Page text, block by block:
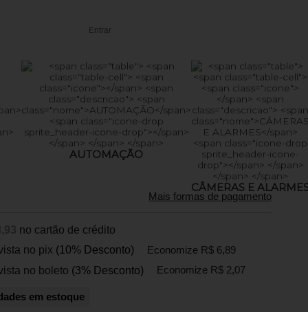
Entrar
AUTOMAÇÃO
CÂMERAS E
Mais formas de pagamento
no cartão de crédito
no pix (10% Desconto) Economize R$ 6,89
no boleto (3% Desconto) Economize R$ 2,07
em estoque